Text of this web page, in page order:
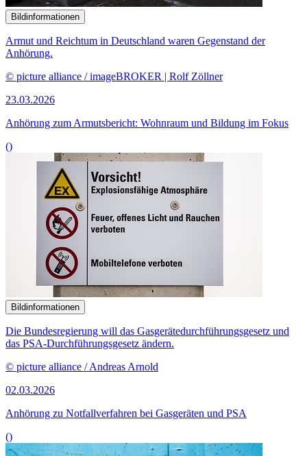
Bildinformationen
Armut und Reichtum in Deutschland waren Gegenstand der
Anhörung.
© picture alliance / imageBROKER | Rolf Zöllner
23.03.2026
Anhörung zum Armutsbericht: Wohnraum und Bildung im Fokus
()
Bildinformationen
Die Bundesregierung will das Gasgerätedurchführungsgesetz und
das PSA-Durchführungsgesetz ändern.
© picture alliance / Andreas Arnold
02.03.2026
Anhörung zu Notfallverfahren bei Gasgeräten und PSA
()